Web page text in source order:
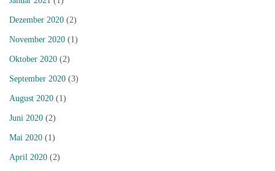
Dezember 2020 (2)
November 2020 (1)
Oktober 2020 (2)
September 2020 (3)
August 2020 (1)
Juni 2020 (2)
Mai 2020 (1)
April 2020 (2)